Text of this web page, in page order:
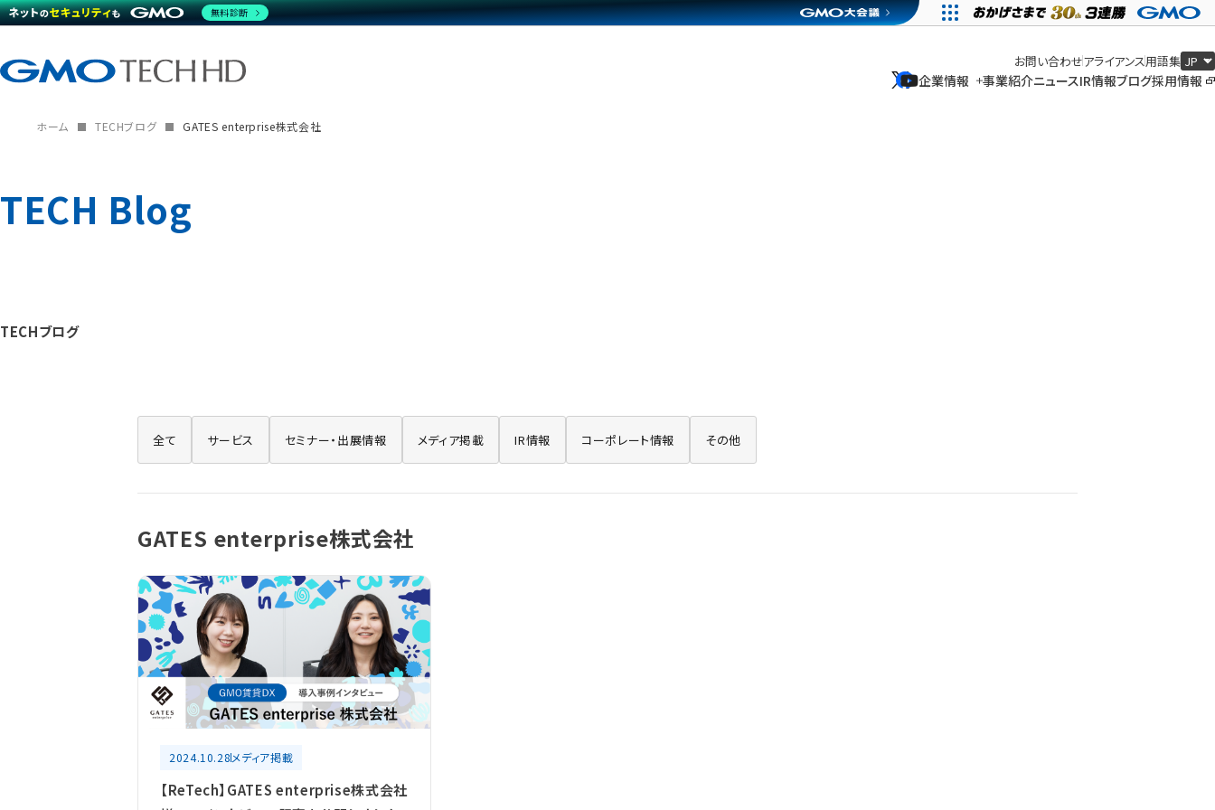
企業情報
企業情報
事業紹介ニュースIR情報ブログ採用情報
お問い合わせアライアンス用語集
ホーム TECHブログ GATES enterprise株式会社
TECH Blog
TECHブログ
全て サービス セミナー・出展情報 メディア掲載 IR情報 コーポレート情報 その他
GATES enterprise株式会社
2024.10.28メディア掲載
【ReTech】GATES enterprise株式会社
無料診断